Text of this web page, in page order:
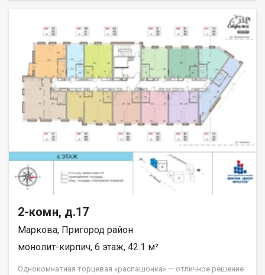
2-комн, д.17
Маркова, Пригород район
монолит-кирпич, 6 этаж, 42.1 м²
Однокомнатная торцевая «распашонка» — отличное решение